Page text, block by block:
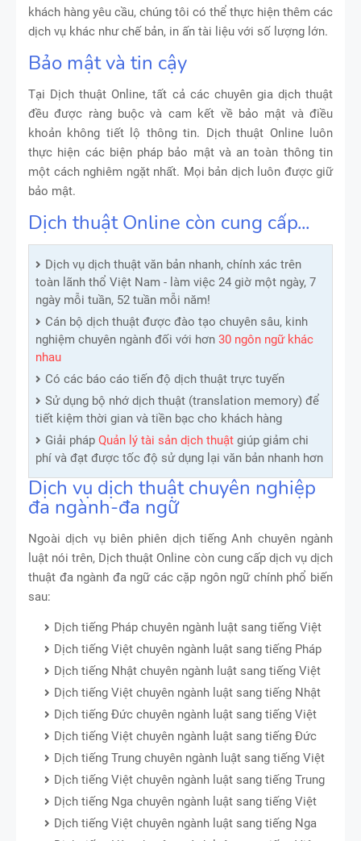
khách hàng yêu cầu, chúng tôi có thể thực hiện thêm các
dịch vụ khác như chế bản, in ấn tài liệu với số lượng lớn.
Bảo mật và tin cậy
Tại Dịch thuật Online, tất cả các chuyên gia dịch thuật
đều được ràng buộc và cam kết về bảo mật và điều
khoản không tiết lộ thông tin. Dịch thuật Online luôn
thực hiện các biện pháp bảo mật và an toàn thông tin
một cách nghiêm ngặt nhất. Mọi bản dịch luôn được giữ
bảo mật.
Dịch thuật Online còn cung cấp...
Dịch vụ dịch thuật văn bản nhanh, chính xác trên
toàn lãnh thổ Việt Nam - làm việc 24 giờ một ngày, 7
ngày mỗi tuần, 52 tuần mỗi năm!
Cán bộ dịch thuật được đào tạo chuyên sâu, kinh
nghiệm chuyên ngành đối với hơn 30 ngôn ngữ khác
nhau
Có các báo cáo tiến độ dịch thuật trực tuyến
Sử dụng bộ nhớ dịch thuật (translation memory) để
tiết kiệm thời gian và tiền bạc cho khách hàng
Giải pháp Quản lý tài sản dịch thuật giúp giảm chi
phí và đạt được tốc độ sử dụng lại văn bản nhanh hơn
Dịch vụ dịch thuật chuyên nghiệp
đa ngành-đa ngữ
Ngoài dịch vụ biên phiên dịch tiếng Anh chuyên ngành
luật nói trên, Dịch thuật Online còn cung cấp dịch vụ dịch
thuật đa ngành đa ngữ các cặp ngôn ngữ chính phổ biến
sau:
Dịch tiếng Pháp chuyên ngành luật sang tiếng Việt
Dịch tiếng Việt chuyên ngành luật sang tiếng Pháp
Dịch tiếng Nhật chuyên ngành luật sang tiếng Việt
Dịch tiếng Việt chuyên ngành luật sang tiếng Nhật
Dịch tiếng Đức chuyên ngành luật sang tiếng Việt
Dịch tiếng Việt chuyên ngành luật sang tiếng Đức
Dịch tiếng Trung chuyên ngành luật sang tiếng Việt
Dịch tiếng Việt chuyên ngành luật sang tiếng Trung
Dịch tiếng Nga chuyên ngành luật sang tiếng Việt
Dịch tiếng Việt chuyên ngành luật sang tiếng Nga